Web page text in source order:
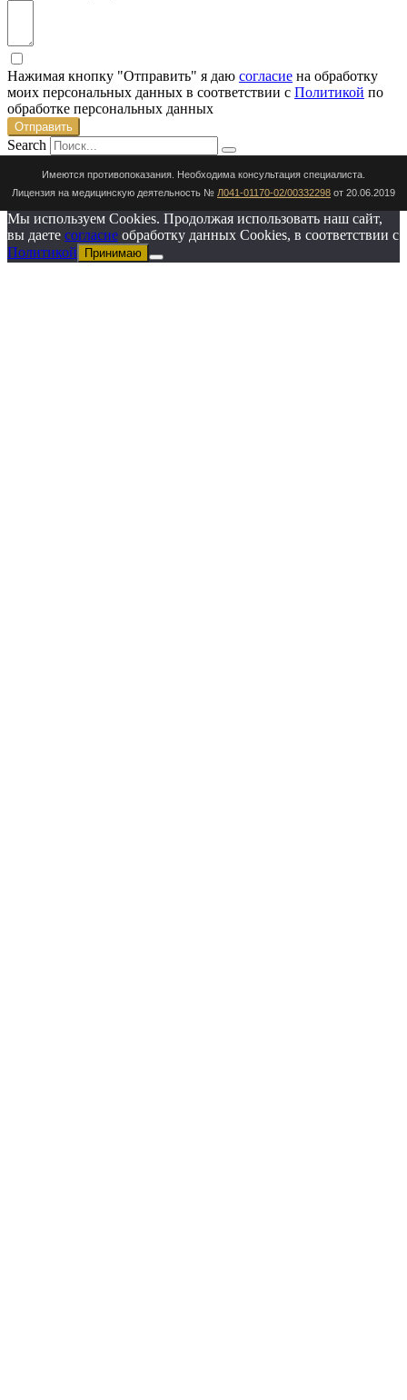
Нажимая кнопку "Отправить" я даю согласие на обработку
моих персональных данных в соответствии с Политикой по
обработке персональных данных
Отправить
Search
Имеются противопоказания. Необходима консультация специалиста.
Лицензия на медицинскую деятельность № Л041-01170-02/00332298 от 20.06.2019
Мы используем Cookies. Продолжая использовать наш сайт,
вы даете согласие обработку данных Cookies, в соответствии с
Политикой
Принимаю